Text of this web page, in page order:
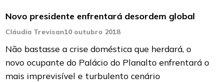
Novo presidente enfrentará desordem global
Cláudia Trevisan10 outubro 2018
Não bastasse a crise doméstica que herdará, o
novo ocupante do Palácio do Planalto enfrentará o
mais imprevisível e turbulento cenário